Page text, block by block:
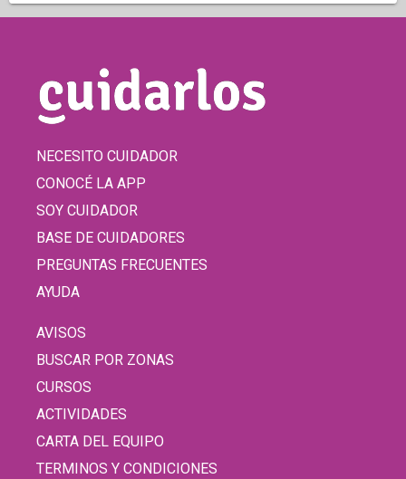
NECESITO CUIDADOR
CONOCÉ LA APP
SOY CUIDADOR
BASE DE CUIDADORES
PREGUNTAS FRECUENTES
AYUDA
AVISOS
BUSCAR POR ZONAS
CURSOS
ACTIVIDADES
CARTA DEL EQUIPO
TERMINOS Y CONDICIONES